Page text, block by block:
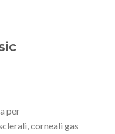
per
corneali gas